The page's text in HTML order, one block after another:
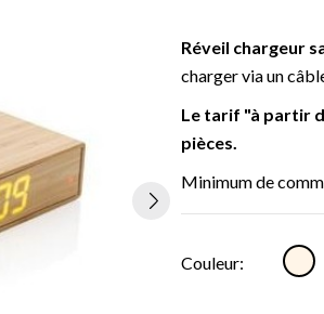
Réveil chargeur
charger via un
Le tarif "à partir
pièces.
Minimum de
Couleur: